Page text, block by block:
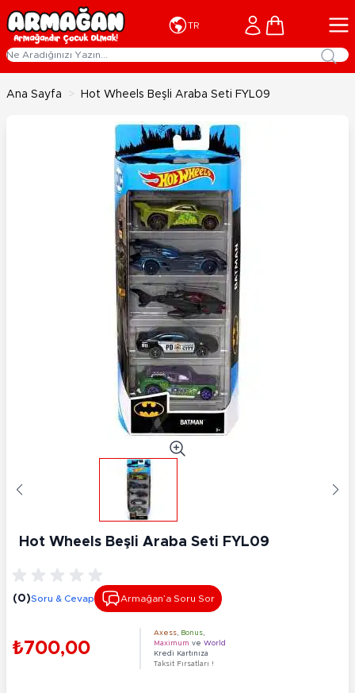
İçeriğe geç
TR Cart
Ana Sayfa > Hot Wheels Beşli Araba Seti FYL09
Hot Wheels Beşli Araba Seti FYL09
(0)Soru & Cevap Armağan’a Soru Sor
₺700,00
Axess Bonus
Maximum ve World
Kredi Kartınıza
Taksit Fırsatları !